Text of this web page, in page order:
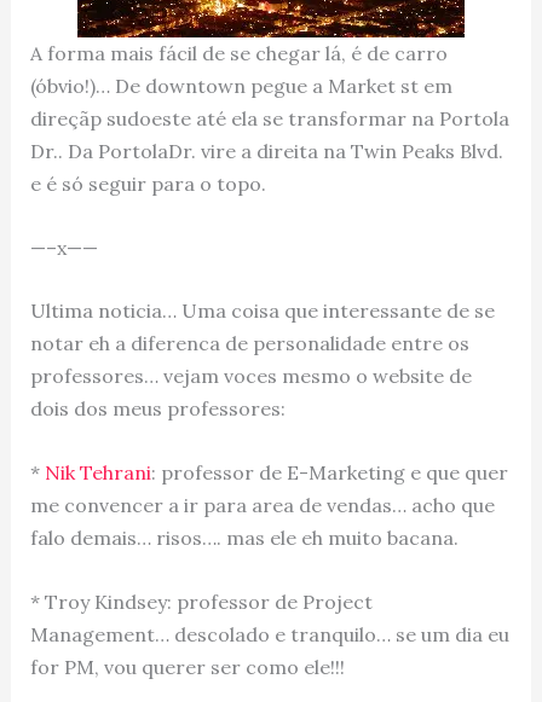
A forma mais fácil de se chegar lá, é de carro
(óbvio!)… De downtown pegue a Market st em
direçãp sudoeste até ela se transformar na Portola
Dr.. Da PortolaDr. vire a direita na Twin Peaks Blvd.
e é só seguir para o topo.
—–x——
Ultima noticia… Uma coisa que interessante de se
notar eh a diferenca de personalidade entre os
professores… vejam voces mesmo o website de
dois dos meus professores:
* Nik Tehrani: professor de E-Marketing e que quer
me convencer a ir para area de vendas… acho que
falo demais… risos…. mas ele eh muito bacana.
* Troy Kindsey: professor de Project
Management… descolado e tranquilo… se um dia eu
for PM, vou querer ser como ele!!!